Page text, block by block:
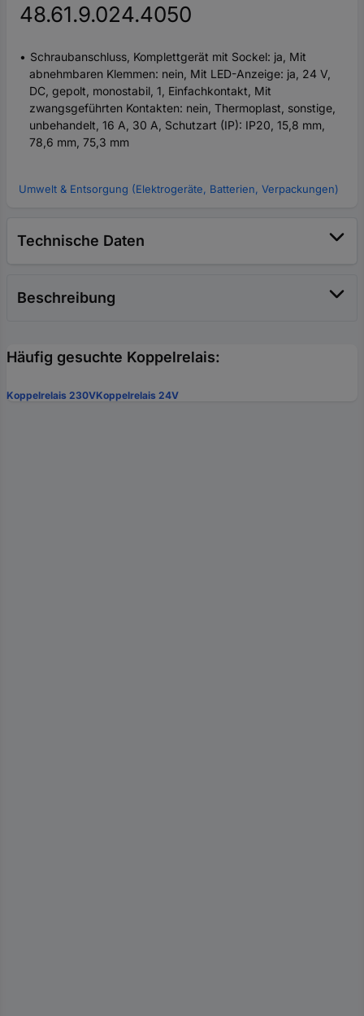
48.61.9.024.4050
Schraubanschluss, Komplettgerät mit Sockel: ja, Mit
abnehmbaren Klemmen: nein, Mit LED-Anzeige: ja, 24 V,
DC, gepolt, monostabil, 1, Einfachkontakt, Mit
zwangsgeführten Kontakten: nein, Thermoplast, sonstige,
unbehandelt, 16 A, 30 A, Schutzart (IP): IP20, 15,8 mm,
78,6 mm, 75,3 mm
Umwelt & Entsorgung (Elektrogeräte, Batterien, Verpackungen)
Technische Daten
Beschreibung
Häufig gesuchte Koppelrelais:
Koppelrelais 230VKoppelrelais 24V